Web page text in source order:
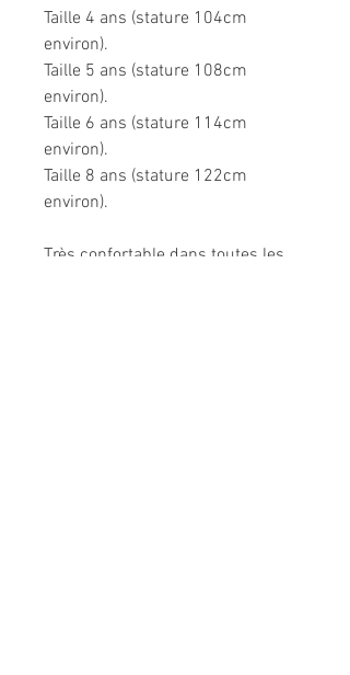
Taille 4 ans (stature 104cm
environ).
Taille 5 ans (stature 108cm
environ).
Taille 6 ans (stature 114cm
environ).
Taille 8 ans (stature 122cm
environ).
Très confortable dans toutes les